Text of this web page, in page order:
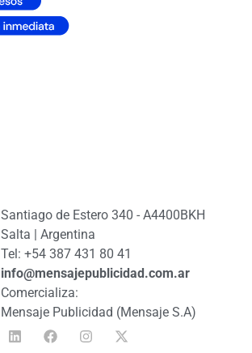
Santiago de Estero 340 - A4400BKH
Salta | Argentina
Tel: +54 387 431 80 41
info@mensajepublicidad.com.ar
Comercializa:
Mensaje Publicidad (Mensaje S.A)